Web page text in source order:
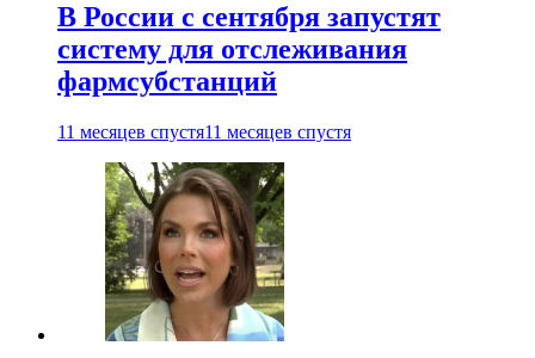
В России с сентября запустят
систему для отслеживания
фармсубстанций
11 месяцев спустя11 месяцев спустя